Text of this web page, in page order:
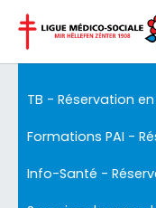
TB - Réservation
Formations PAI -
Info-Santé -